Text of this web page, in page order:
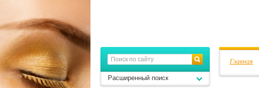
Главная
Расширенный поиск